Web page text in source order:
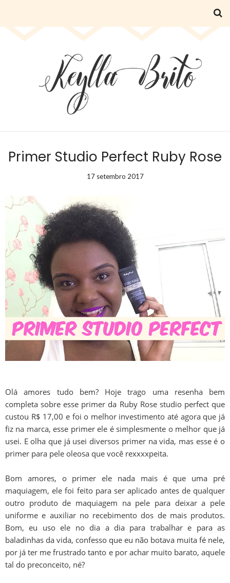
Primer Studio Perfect Ruby Rose
17 setembro 2017
Olá amores tudo bem? Hoje trago uma resenha bem
completa sobre esse primer da Ruby Rose studio perfect que
custou R$ 17,00 e foi o melhor investimento até agora que já
fiz na marca, esse primer ele é simplesmente o melhor que já
usei. E olha que já usei diversos primer na vida, mas esse é o
primer para pele oleosa que você rexxxxpeita.
Bom amores, o primer ele nada mais é que uma pré
maquiagem, ele foi feito para ser aplicado antes de qualquer
outro produto de maquiagem na pele para deixar a pele
uniforme e auxiliar no recebimento dos de mais produtos.
Bom, eu uso ele no dia a dia para trabalhar e para as
baladinhas da vida, confesso que eu não botava muita fé nele,
por já ter me frustrado tanto e por achar muito barato, aquele
tal do preconceito, né?